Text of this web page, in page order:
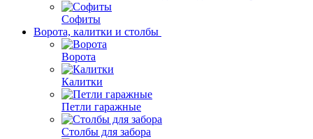
Софиты
Ворота, калитки и столбы
Ворота
Калитки
Петли гаражные
Столбы для забора